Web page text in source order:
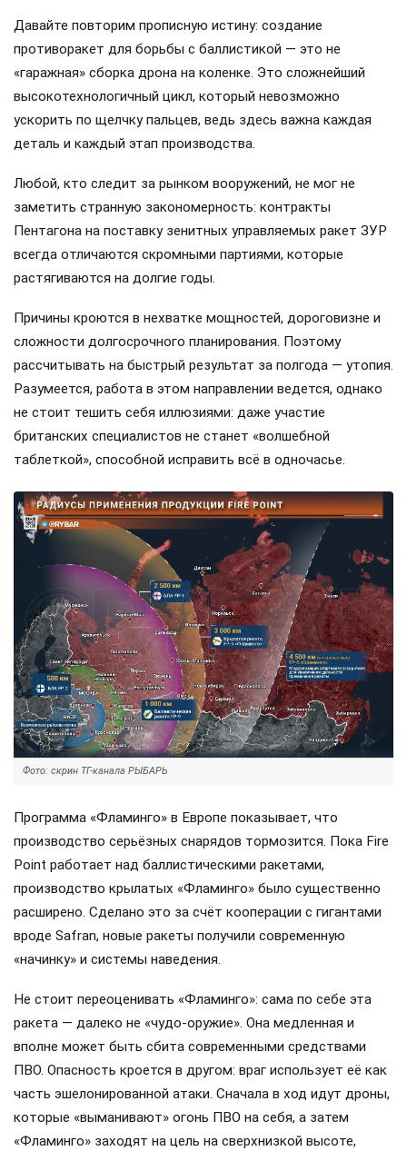
Давайте повторим прописную истину: создание
противоракет для борьбы с баллистикой — это не
«гаражная» сборка дрона на коленке. Это сложнейший
высокотехнологичный цикл, который невозможно
ускорить по щелчку пальцев, ведь здесь важна каждая
деталь и каждый этап производства.
Любой, кто следит за рынком вооружений, не мог не
заметить странную закономерность: контракты
Пентагона на поставку зенитных управляемых ракет ЗУР
всегда отличаются скромными партиями, которые
растягиваются на долгие годы.
Причины кроются в нехватке мощностей, дороговизне и
сложности долгосрочного планирования. Поэтому
рассчитывать на быстрый результат за полгода — утопия.
Разумеется, работа в этом направлении ведется, однако
не стоит тешить себя иллюзиями: даже участие
британских специалистов не станет «волшебной
таблеткой», способной исправить всё в одночасье.
Фото: скрин ТГ-канала РЫБАРЬ
Программа «Фламинго» в Европе показывает, что
производство серьёзных снарядов тормозится. Пока Fire
Point работает над баллистическими ракетами,
производство крылатых «Фламинго» было существенно
расширено. Сделано это за счёт кооперации с гигантами
вроде Safran, новые ракеты получили современную
«начинку» и системы наведения.
Не стоит переоценивать «Фламинго»: сама по себе эта
ракета — далеко не «чудо-оружие». Она медленная и
вполне может быть сбита современными средствами
ПВО. Опасность кроется в другом: враг использует её как
часть эшелонированной атаки. Сначала в ход идут дроны,
которые «выманивают» огонь ПВО на себя, а затем
«Фламинго» заходят на цель на сверхнизкой высоте,